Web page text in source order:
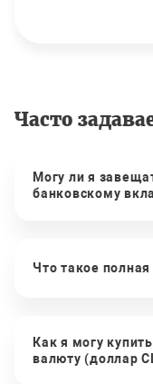
Часто
Могу ли я
банковскому
Что такое
Как я могу
валюту (доллар